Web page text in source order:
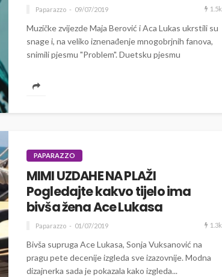
Paparazzo 09/07/2019 1.5k
Muzičke zvijezde Maja Berović i Aca Lukas ukrstili su
snage i, na veliko iznenađenje mnogobrjnih fanova,
snimili pjesmu "Problem". Duetsku pjesmu
PAPARAZZO
MIMI UZDAHE NA PLAŽI
Pogledajte kakvo tijelo ima
bivša žena Ace Lukasa
Paparazzo 01/07/2019 1.3k
Bivša supruga Ace Lukasa, Sonja Vuksanović na
pragu pete decenije izgleda sve izazovnije. Modna
dizajnerka sada je pokazala kako izgleda...